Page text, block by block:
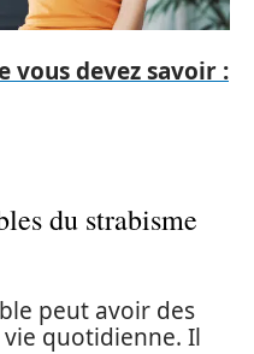
vous devez savoir :
du strabisme
peut avoir des
quotidienne. Il